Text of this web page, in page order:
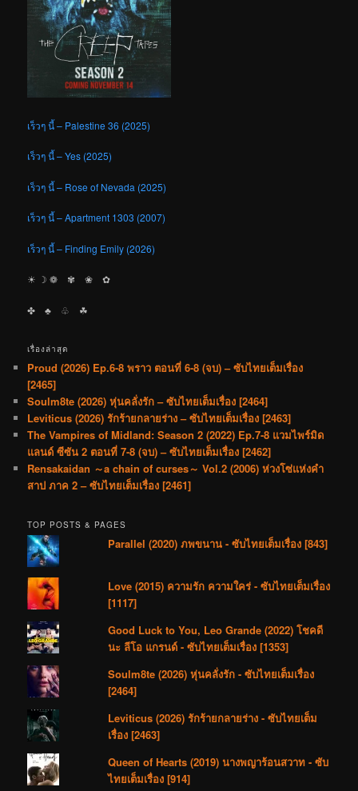
เร็วๆ นี้ – Palestine 36 (2025)
เร็วๆ นี้ – Yes (2025)
เร็วๆ นี้ – Rose of Nevada (2025)
เร็วๆ นี้ – Apartment 1303 (2007)
เร็วๆ นี้ – Finding Emily (2026)
☀︎ ☽ ❁ ✾ ❀ ✿
✤ ♣︎ ♧ ☘︎
เรื่องล่าสุด
Proud (2026) Ep.6-8 พราว ตอนที่ 6-8 (จบ) – ซับไทยเต็มเรื่อง
[2465]
Soulm8te (2026) หุ่นคลั่งรัก – ซับไทยเต็มเรื่อง [2464]
Leviticus (2026) รักร้ายกลายร่าง – ซับไทยเต็มเรื่อง [2463]
The Vampires of Midland: Season 2 (2022) Ep.7-8 แวมไพร์มิด
แลนด์ ซีซัน 2 ตอนที่ 7-8 (จบ) – ซับไทยเต็มเรื่อง [2462]
Rensakaidan ～a chain of curses～ Vol.2 (2006) ห่วงโซ่แห่งคำ
สาป ภาค 2 – ซับไทยเต็มเรื่อง [2461]
TOP POSTS & PAGES
Parallel (2020) ภพขนาน - ซับไทยเต็มเรื่อง [843]
Love (2015) ความรัก ความใคร่ - ซับไทยเต็มเรื่อง
[1117]
Good Luck to You, Leo Grande (2022) โชคดี
นะ ลีโอ แกรนด์ - ซับไทยเต็มเรื่อง [1353]
Soulm8te (2026) หุ่นคลั่งรัก - ซับไทยเต็มเรื่อง
[2464]
Leviticus (2026) รักร้ายกลายร่าง - ซับไทยเต็ม
เรื่อง [2463]
Queen of Hearts (2019) นางพญาร้อนสวาท - ซับ
ไทยเต็มเรื่อง [914]